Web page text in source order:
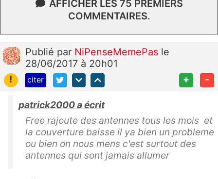
AFFICHER LES 75 PREMIERS
COMMENTAIRES.
Publié par NiPenseMemePas le
28/06/2017 à 20h01
!
citer + -
patrick2000 a écrit
Free rajoute des antennes tous les mois et
la couverture baisse il ya bien un probleme
ou bien on nous mens c'est surtout des
antennes qui sont jamais allumer